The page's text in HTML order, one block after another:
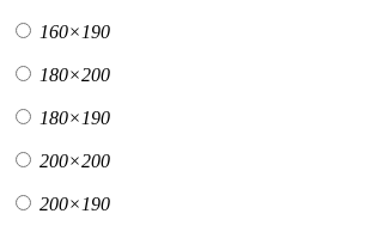
160×190
180×200
180×190
200×200
200×190